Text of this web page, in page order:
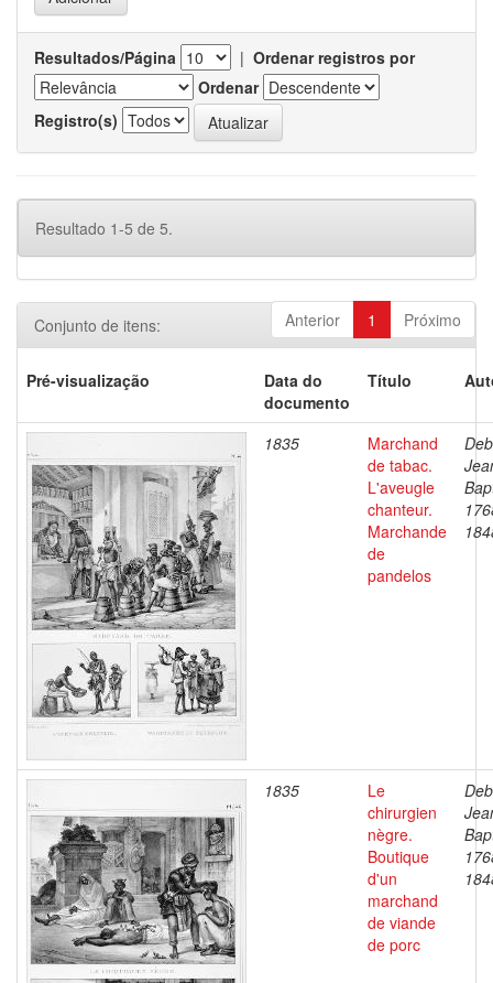
Resultados/Página | Ordenar registros por
Ordenar
Registro(s)
Resultado 1-5 de 5.
Anterior 1 Próximo
Conjunto de itens:
Pré-visualização
Data do
documento
Título
1835
Marchand
de tabac.
L'aveugle
chanteur.
Marchande
de
pandelos
1835
Le
chirurgien
nègre.
Boutique
d'un
marchand
de viande
de porc